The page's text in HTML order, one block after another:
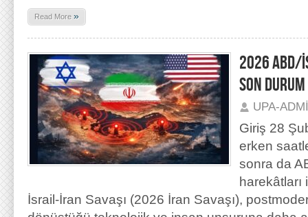
Read More »
2026 ABD/
SON DURUM
UPA-
Giriş 28
erken
sonra da
İsrail-İran Savaşı (2026 İran Savaşı),